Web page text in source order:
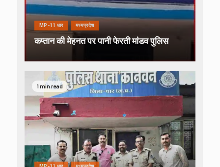
MP-11 धार मध्यप्रदेश
कप्तान की मेहनत पर पानी फेरती मांडव पुलिस
1 min read